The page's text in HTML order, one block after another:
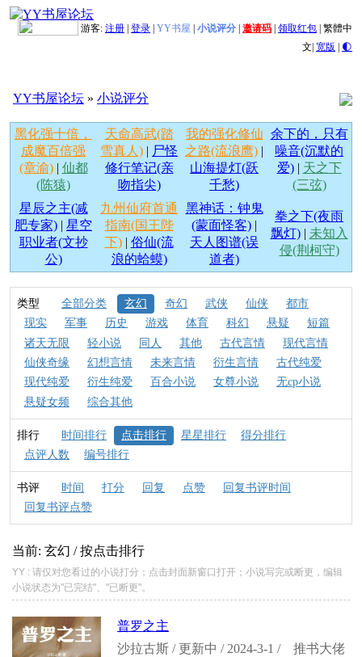
游客: 注册 登录 YY书屋 小说评分 邀请码 领取红包 繁體中
文| 宽版 | 🌓
YY书屋论坛 » 小说评分
黑化强十倍，
成魔百倍强
(章渝)| 仙都
(陈猿)
天命高武(踏
雪真人) | 尸怪
修行笔记(亲
吻指尖)
我的强化修仙
之路(流浪鹰) |
山海提灯(跃
千愁)
余下的，只有
噪音(沉默的
爱)| 天之下
(三弦)
星辰之主(减
肥专家) | 星空
职业者(文抄
公)
九州仙府首通
指南(国王陛
下)| 俗仙(流
浪的蛤蟆)
黑神话：钟鬼
(蒙面怪客) |
天人图谱(误
道者)
拳之下(夜雨
飘灯)| 未知入
侵(荆柯守)
类型 全部分类 玄幻 奇幻 武侠 仙侠
都市
现实
军事 历史 游戏 体育 科幻 悬疑
短篇
诸天无限
轻小说 同人 其他 古代言情
现代言情
仙侠奇缘
幻想言情 未来言情 衍生言情
古代纯爱
现代纯爱
衍生纯爱 百合小说 女尊小说
无cp小说
悬疑女频
综合其他
排行 时间排行 点击排行 星星排行
得分排行
点评人数
编号排行
书评 时间 打分 回复 点赞
回复书评时间
回复书评点赞
当前: 玄幻 / 按点击排行
YY : 请仅对您看过的小说打分；点击封面新窗口打开；小说写完或断更，编辑
小说状态为"已完结"、"已断更"。
普罗之主
沙拉古斯 / 更新中 / 2024-3-1 /
推书大佬